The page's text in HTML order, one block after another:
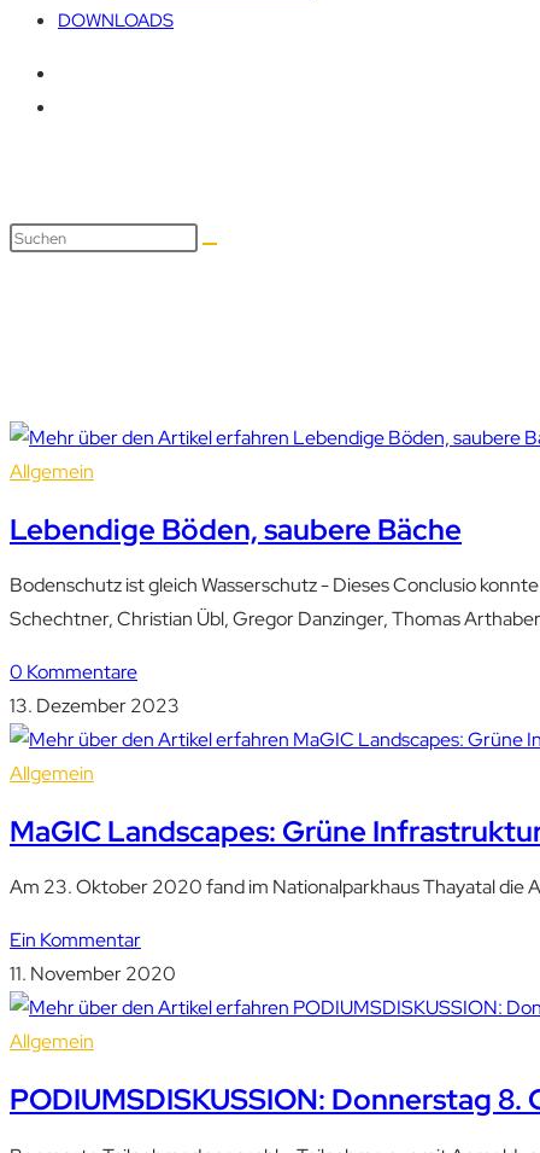
DOWNLOADS
Allgemein
Lebendige Böden, saubere Bäche
Bodenschutz ist gleich Wasserschutz - Dieses Conclusio
Schechtner, Christian Übl, Gregor Danzinger, Thomas
0 Kommentare
13. Dezember 2023
Allgemein
MaGIC Landscapes: Grüne
Am 23. Oktober 2020 fand im Nationalparkhaus Thayatal die
Ein Kommentar
11. November 2020
Allgemein
PODIUMSDISKUSSION: Donnerstag